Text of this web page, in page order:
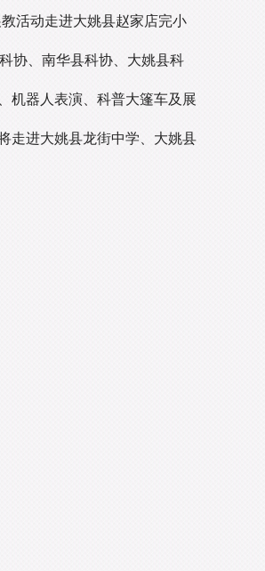
活动走进大姚县赵家店完小
协、南华县科协、大姚县科
机器人表演、科普大篷车及展
走进大姚县龙街中学、大姚县